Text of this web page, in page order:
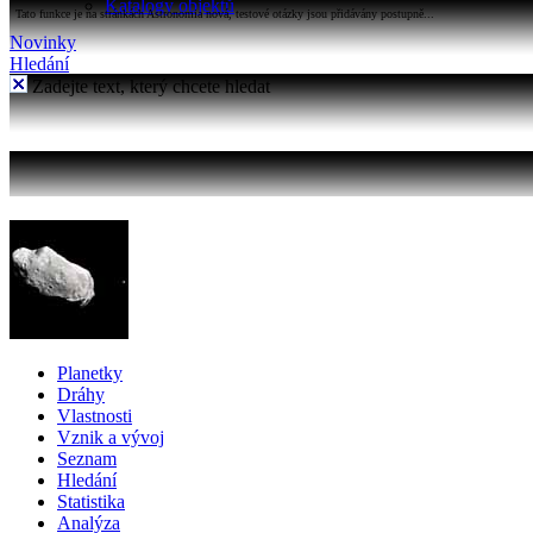
Katalogy objektů
Tato funkce je na stránkách Astronomia nová, testové otázky jsou přidávány postupně...
Novinky
Hledání
Zadejte text, který chcete hledat
Planetky
Dráhy
Vlastnosti
Vznik a vývoj
Seznam
Hledání
Statistika
Analýza